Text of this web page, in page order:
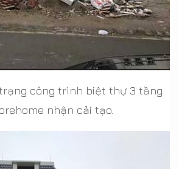
công trình biệt thự 3 tầng
nhận cải tạo.